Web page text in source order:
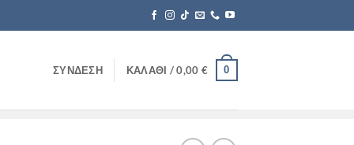
ΣΎΝΔΕΣΗ ΚΑΛΆΘΙ /0,00 € 0